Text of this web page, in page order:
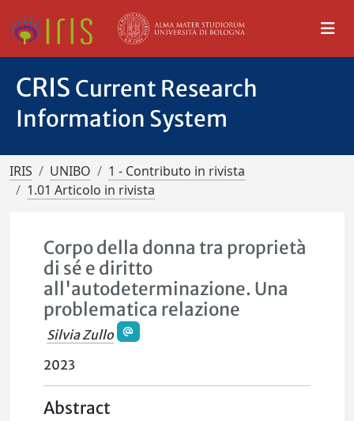
CRIS Current Research
Information System
IRIS UNIBO
1 - Contributo in rivista
1.01 Articolo in rivista
Corpo della donna tra proprietà
di sé e diritto
all'autodeterminazione. Una
problematica relazione
Silvia Zullo
2023
Abstract